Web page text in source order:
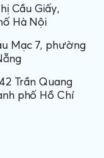
Cầu Giấy,
Hà Nội
Mạc 7, phường
Trần Quang
phố Hồ Chí